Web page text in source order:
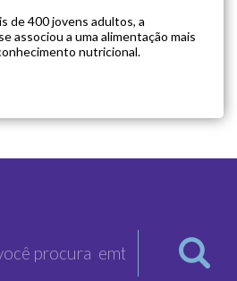
de 400 jovens adultos, a
associou a uma alimentação mais
nutricional.